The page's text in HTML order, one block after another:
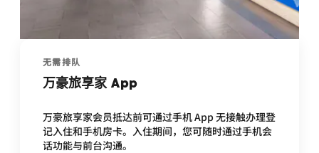
无需排队
万豪旅享家 App
万豪旅享家会员抵达前可通过手机 App 无接触办理登
记入住和手机房卡。入住期间，您可随时通过手机会
话功能与前台沟通。